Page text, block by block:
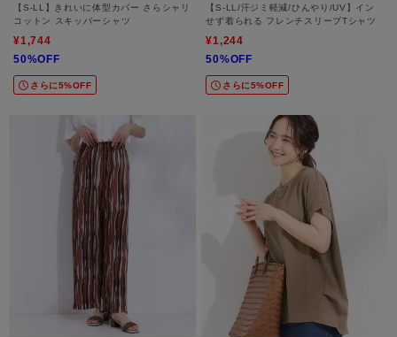
【S-LL】きれいに体型カバー さらシャリ
コットン スキッパーシャツ
¥1,744
50%OFF
さらに5%OFF
【S-LL/汗ジミ軽減/ひんやり/UV】イン
せず着られる フレンチスリーブTシャツ
¥1,244
50%OFF
さらに5%OFF